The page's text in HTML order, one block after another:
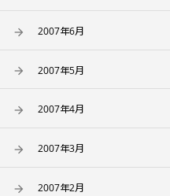
2007年6月
2007年5月
2007年4月
2007年3月
2007年2月